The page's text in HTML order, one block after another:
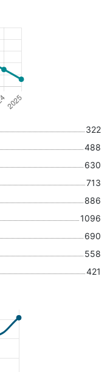
322
488
630
713
886
1096
690
558
421